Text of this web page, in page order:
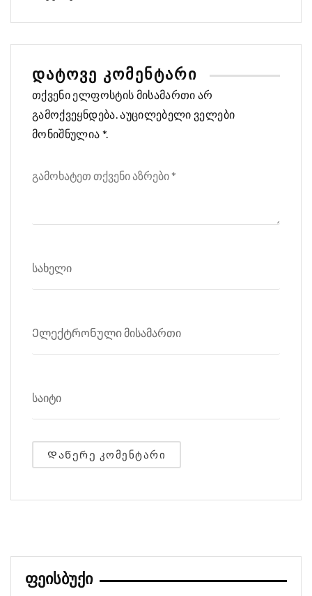
ᲓᲐᲢᲝᲕᲔ ᲙᲝᲛᲔᲜᲢᲐᲠᲘ
თქვენი ელფოსტის მისამართი არ
გამოქვეყნდება. აუცილებელი ველები
მონიშნულია *.
ᲤᲔᲘᲡᲑᲣᲥᲘ